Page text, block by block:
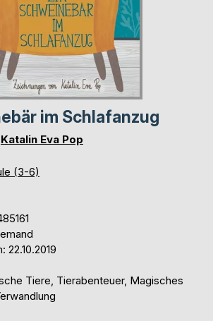
im Schlafanzug
Katalin Eva Pop
(3-6)
22.10.2019
Tiere, Tierabenteuer, Magisches